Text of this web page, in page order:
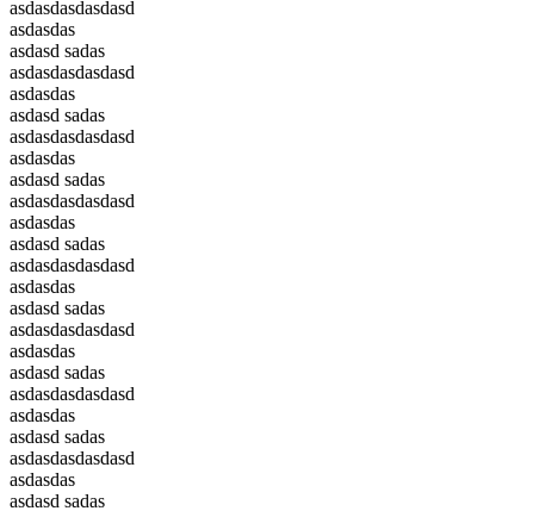
asdasdasdasdasd
asdasdas
asdasd sadas
asdasdasdasdasd
asdasdas
asdasd sadas
asdasdasdasdasd
asdasdas
asdasd sadas
asdasdasdasdasd
asdasdas
asdasd sadas
asdasdasdasdasd
asdasdas
asdasd sadas
asdasdasdasdasd
asdasdas
asdasd sadas
asdasdasdasdasd
asdasdas
asdasd sadas
asdasdasdasdasd
asdasdas
asdasd sadas